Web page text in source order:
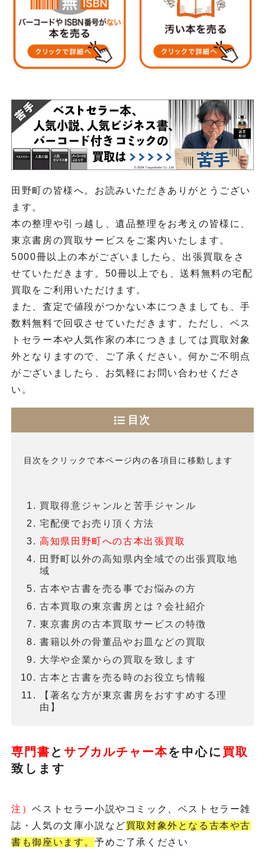
田野町の皆様へ。お読みいただきありがとうござい
ます。
本の整理や引っ越し、遺品整理をお考えの皆様に、
東京書房の買取サービスをご案内いたします。
5000冊以上の本がございましたら、出張買取をさ
せていただきます。50冊以上でも、送料無料の宅配
買取をご利用いただけます。
また、査定で値段がつかない本につきましても、手
数料無料で回収させていただきます。ただし、ベス
トセラー本や人気作家の本につきましては買取対象
外となりますので、ご了承ください。何かご不明点
がございましたら、お気軽にお問い合わせくださ
い。
目次
目次をクリックで本ページ内の各項目に移動します
買取得意ジャンルと苦手ジャンル
宅配便でお売り頂く方法
高知県田野町への古本出張買取
田野町以外の高知県内全域での出張買取地
域
古本や古書を売る事でお悩みの方
古本買取の東京書房とは？会社紹介
東京書房の古本買取サービスの特徴
書籍以外の骨董品やお皿などの買取
大学や企業からの買取を致します
古本と古書を売る時のお役立ち情報
【著名な方が東京書房をおすすめする理
由】
専門書 とサブカルチャー本を 中心に 買取
致します
注）ベストセラー小説やコミック、ベストセラー雑
誌・人気の文庫小説など買取対象外となる古本や古
書も御座います。 予めご了承ください